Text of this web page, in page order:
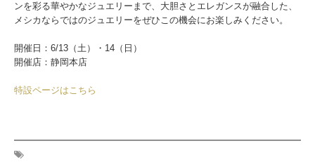
ンを彩る華やかなジュエリーまで、大胆さとエレガンスが融合した、
メシカならではのジュエリーをぜひこの機会にお楽しみください。
開催日： 6/13（土）・14（日）
開催店：静岡本店
特設ページはこちら